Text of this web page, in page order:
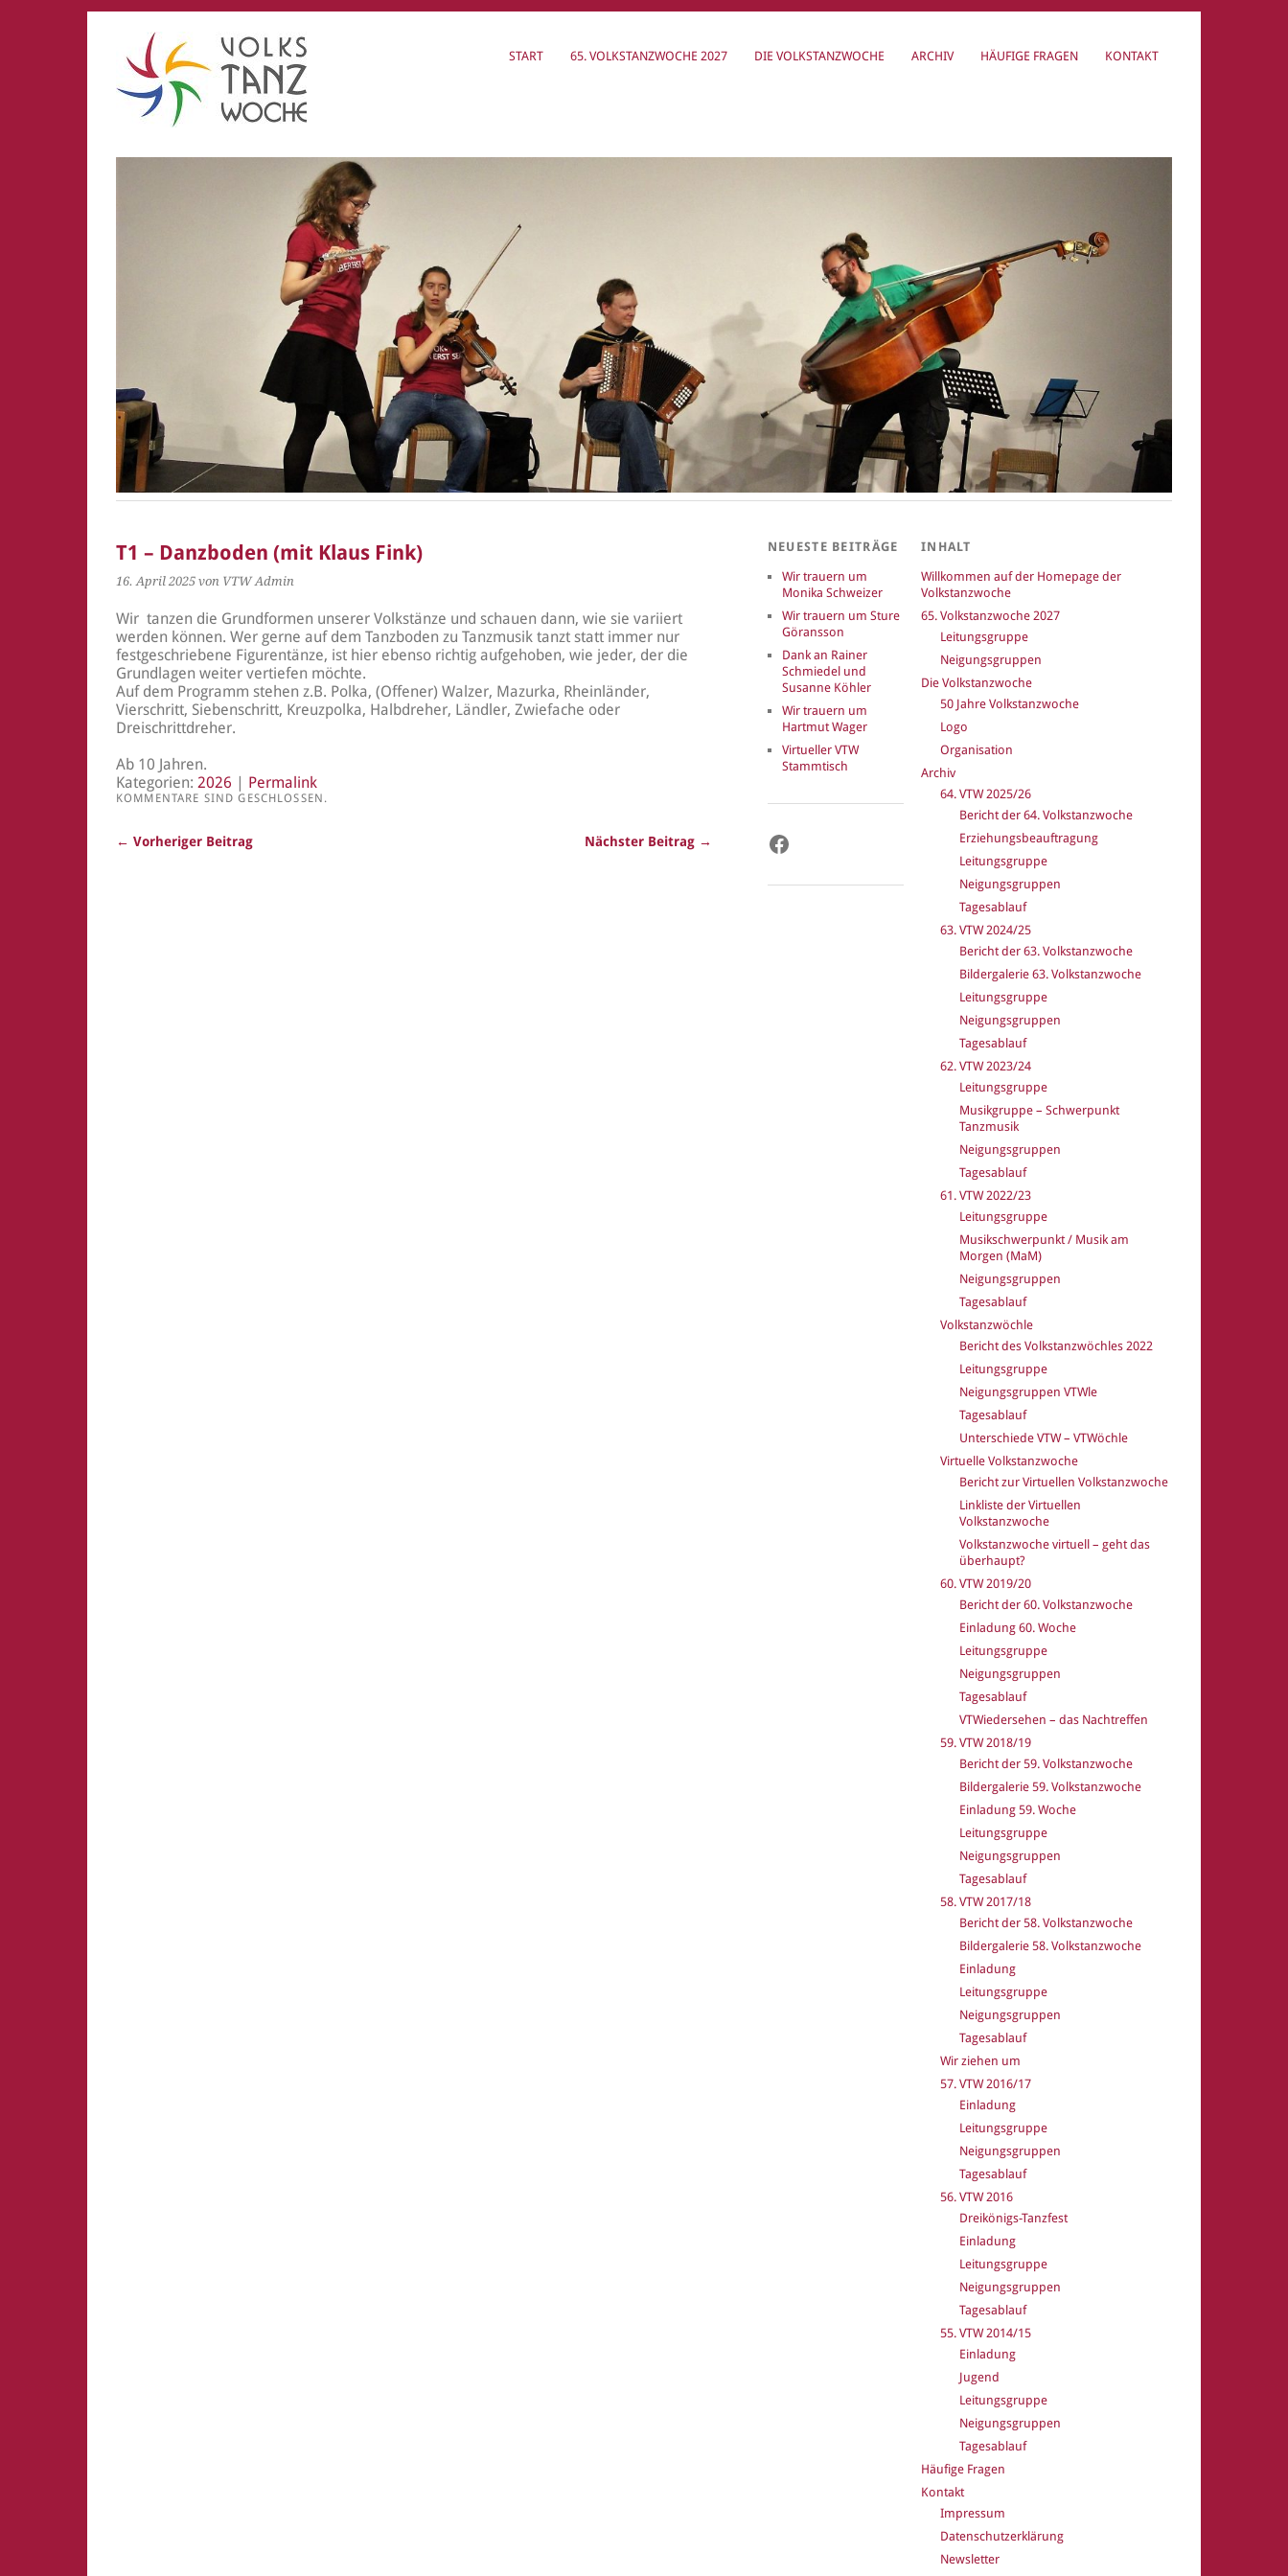
START 65. VOLKSTANZWOCHE 2027 DIE VOLKSTANZWOCHE ARCHIV HÄUFIGE FRAGEN KONTAKT
T1 – Danzboden (mit Klaus Fink)
16. April 2025 von VTW Admin
Wir tanzen die Grundformen unserer Volkstänze und schauen dann, wie sie variiert
werden können. Wer gerne auf dem Tanzboden zu Tanzmusik tanzt statt immer nur
festgeschriebene Figurentänze, ist hier ebenso richtig aufgehoben, wie jeder, der die
Grundlagen weiter vertiefen möchte.
Auf dem Programm stehen z.B. Polka, (Offener) Walzer, Mazurka, Rheinländer,
Vierschritt, Siebenschritt, Kreuzpolka, Halbdreher, Ländler, Zwiefache oder
Dreischrittdreher.
Ab 10 Jahren.
Kategorien: 2026 | Permalink
KOMMENTARE SIND GESCHLOSSEN.
← Vorheriger Beitrag Nächster Beitrag →
NEUESTE BEITRÄGE
Wir trauern um
Monika Schweizer
Wir trauern um Sture
Göransson
Dank an Rainer
Schmiedel und
Susanne Köhler
Wir trauern um
Hartmut Wager
Virtueller VTW
Stammtisch
Facebook
INHALT
Willkommen auf der Homepage der
Volkstanzwoche
65. Volkstanzwoche 2027
Leitungsgruppe
Neigungsgruppen
Die Volkstanzwoche
50 Jahre Volkstanzwoche
Logo
Organisation
Archiv
64. VTW 2025/26
Bericht der 64. Volkstanzwoche
Erziehungsbeauftragung
Leitungsgruppe
Neigungsgruppen
Tagesablauf
63. VTW 2024/25
Bericht der 63. Volkstanzwoche
Bildergalerie 63. Volkstanzwoche
Leitungsgruppe
Neigungsgruppen
Tagesablauf
62. VTW 2023/24
Leitungsgruppe
Musikgruppe – Schwerpunkt
Tanzmusik
Neigungsgruppen
Tagesablauf
61. VTW 2022/23
Leitungsgruppe
Musikschwerpunkt / Musik am
Morgen (MaM)
Neigungsgruppen
Tagesablauf
Volkstanzwöchle
Bericht des Volkstanzwöchles 2022
Leitungsgruppe
Neigungsgruppen VTWle
Tagesablauf
Unterschiede VTW – VTWöchle
Virtuelle Volkstanzwoche
Bericht zur Virtuellen Volkstanzwoche
Linkliste der Virtuellen
Volkstanzwoche
Volkstanzwoche virtuell – geht das
überhaupt?
60. VTW 2019/20
Bericht der 60. Volkstanzwoche
Einladung 60. Woche
Leitungsgruppe
Neigungsgruppen
Tagesablauf
VTWiedersehen – das Nachtreffen
59. VTW 2018/19
Bericht der 59. Volkstanzwoche
Bildergalerie 59. Volkstanzwoche
Einladung 59. Woche
Leitungsgruppe
Neigungsgruppen
Tagesablauf
58. VTW 2017/18
Bericht der 58. Volkstanzwoche
Bildergalerie 58. Volkstanzwoche
Einladung
Leitungsgruppe
Neigungsgruppen
Tagesablauf
Wir ziehen um
57. VTW 2016/17
Einladung
Leitungsgruppe
Neigungsgruppen
Tagesablauf
56. VTW 2016
Dreikönigs-Tanzfest
Einladung
Leitungsgruppe
Neigungsgruppen
Tagesablauf
55. VTW 2014/15
Einladung
Jugend
Leitungsgruppe
Neigungsgruppen
Tagesablauf
Häufige Fragen
Kontakt
Impressum
Datenschutzerklärung
Newsletter